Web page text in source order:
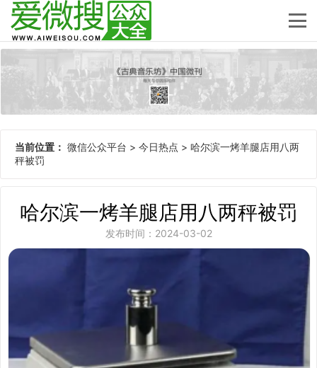
当前位置： 微信公众平台 > 今日热点 > 哈尔滨一烤羊腿店用八两
秤被罚
哈尔滨一烤羊腿店用八两秤被罚
发布时间：2024-03-02